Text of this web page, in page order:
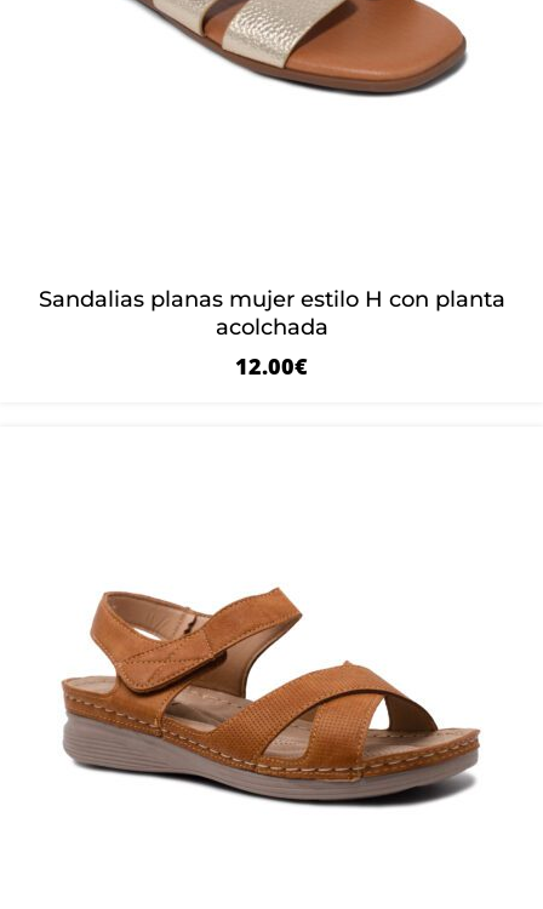
Sandalias planas mujer estilo H con planta
acolchada
12.00€